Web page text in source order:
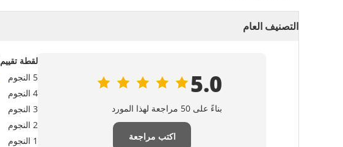
التصنيف العام
5.0
بناءً على 50 مراجعة لهذا المورد
اكتب مراجعة
لقطة تقييم
5 النجوم
4 النجوم
3 النجوم
2 النجوم
1 النجوم